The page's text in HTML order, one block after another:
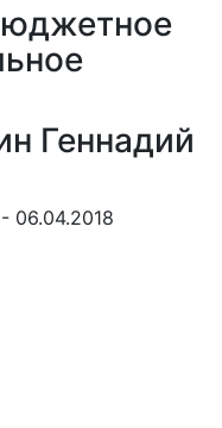
Геннадий
06.04.2018